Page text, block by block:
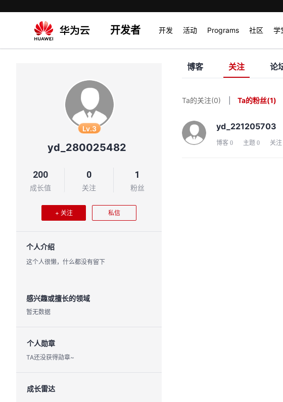
开发者 开发 活动 Programs 社区 学
Lv.3
yd_280025482
200
成长值
0
关注
1
粉丝
+ 关注 私信
个人介绍
这个人很懒，什么都没有留下
感兴趣或擅长的领域
暂无数据
个人勋章
TA还没获得勋章~
成长雷达
博客 关注 论
Ta的关注(0) Ta的粉丝(1)
yd_221205703
博客 0 主题 0 关注